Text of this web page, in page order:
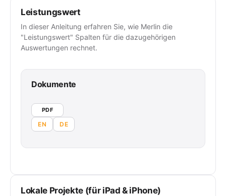
Leistungswert
In dieser Anleitung erfahren Sie, wie Merlin die
"Leistungswert" Spalten für die dazugehörigen
Auswertungen rechnet.
Dokumente
PDF
EN DE
Lokale Projekte (für iPad & iPhone)